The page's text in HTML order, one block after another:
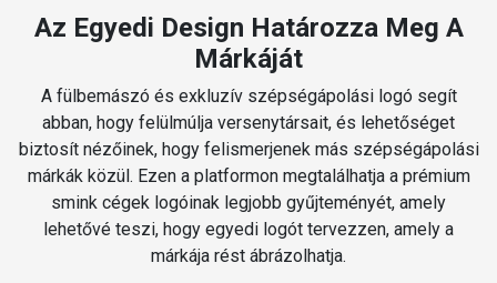
Az Egyedi Design Határozza Meg A
Márkáját
A fülbemászó és exkluzív szépségápolási logó segít
abban, hogy felülmúlja versenytársait, és lehetőséget
biztosít nézőinek, hogy felismerjenek más szépségápolási
márkák közül. Ezen a platformon megtalálhatja a prémium
smink cégek logóinak legjobb gyűjteményét, amely
lehetővé teszi, hogy egyedi logót tervezzen, amely a
márkája rést ábrázolhatja.